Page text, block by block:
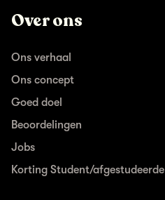
Over ons
Ons verhaal
Ons concept
Goed doel
Beoordelingen
Jobs
Korting Student/afgestudeerde